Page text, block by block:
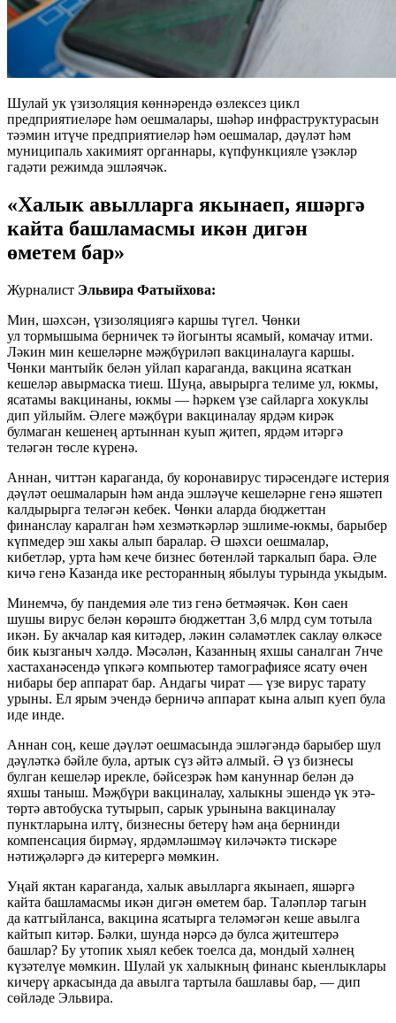
Шулай ук үзизоляция көннәрендә өзлексез цикл
предприятиеләре һәм оешмалары, шәһәр инфраструктурасын
тәэмин итүче предприятиеләр һәм оешмалар, дәүләт һәм
муниципаль хакимият органнары, күпфункцияле үзәкләр
гадәти режимда эшләячәк.
«Халык авылларга якынаеп, яшәргә
кайта башламасмы икән дигән
өметем бар»
Журналист Эльвира Фатыйхова:
Мин, шәхсән, үзизоляциягә каршы түгел. Чөнки
ул тормышыма берничек тә йогынты ясамый, комачау итми.
Ләкин мин кешеләрне мәҗбүриләп вакциналауга каршы.
Чөнки мантыйк белән уйлап караганда, вакцина ясаткан
кешеләр авырмаска тиеш. Шуңа, авырырга телиме ул, юкмы,
ясатамы вакцинаны, юкмы — һәркем үзе сайларга хокуклы
дип уйлыйм. Әлеге мәҗбүри вакциналау ярдәм кирәк
булмаган кешенең артыннан куып җитеп, ярдәм итәргә
теләгән төсле күренә.
Аннан, читтән караганда, бу коронавирус тирәсендәге истерия
дәүләт оешмаларын һәм анда эшләүче кешеләрне генә яшәтеп
калдырырга теләгән кебек. Чөнки аларда бюджеттан
финанслау каралган һәм хезмәткәрләр эшлиме-юкмы, барыбер
күпмедер эш хакы алып баралар. Ә шәхси оешмалар,
кибетләр, урта һәм кече бизнес бөтенләй таркалып бара. Әле
кичә генә Казанда ике ресторанның ябылуы турында укыдым.
Минемчә, бу пандемия әле тиз генә бетмәячәк. Көн саен
шушы вирус белән көрәштә бюджеттан 3,6 млрд сум тотыла
икән. Бу акчалар кая китәдер, ләкин сәламәтлек саклау өлкәсе
бик кызганыч хәлдә. Мәсәлән, Казанның яхшы саналган 7нче
хастаханәсендә үпкәгә компьютер тамографиясе ясату өчен
нибары бер аппарат бар. Андагы чират — үзе вирус тарату
урыны. Ел ярым эчендә берничә аппарат кына алып куеп була
иде инде.
Аннан соң, кеше дәүләт оешмасында эшләгәндә барыбер шул
дәүләткә бәйле була, артык сүз әйтә алмый. Ә үз бизнесы
булган кешеләр ирекле, бәйсезрәк һәм кануннар белән дә
яхшы таныш. Мәҗбүри вакциналау, халыкны эшендә үк этә-
төртә автобуска тутырып, сарык урынына вакциналау
пунктларына илтү, бизнесны бетерү һәм аңа бернинди
компенсация бирмәү, ярдәмләшмәү киләчәктә тискәре
нәтиҗәләргә дә китерергә мөмкин.
Уңай яктан караганда, халык авылларга якынаеп, яшәргә
кайта башламасмы икән дигән өметем бар. Таләпләр тагын
да катгыйланса, вакцина ясатырга теләмәгән кеше авылга
кайтып китәр. Бәлки, шунда нәрсә дә булса җитештерә
башлар? Бу утопик хыял кебек тоелса да, мондый хәлнең
күзәтелүе мөмкин. Шулай ук халыкның финанс кыенлыклары
кичерү аркасында да авылга тартыла башлавы бар, — дип
сөйләде Эльвира.